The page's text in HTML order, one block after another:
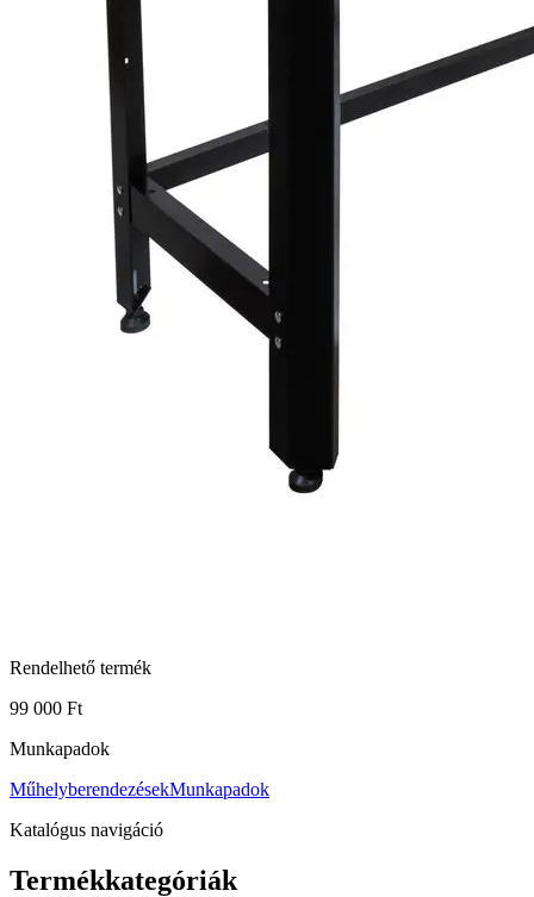
Rendelhető termék
99 000 Ft
Munkapadok
MűhelyberendezésekMunkapadok
Katalógus navigáció
Termékkategóriák